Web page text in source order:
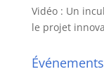
Vidéo : Un
le projet
Événements